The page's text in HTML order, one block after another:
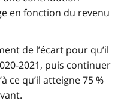
en fonction du revenu
de l’écart pour qu’il
2021, puis continuer
ce qu’il atteigne 75 %